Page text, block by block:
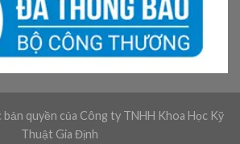
quyền của Công ty TNHH Khoa Học Kỹ
Thuật Gia Định